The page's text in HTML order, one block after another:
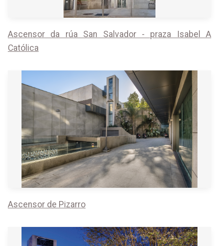
Ascensor da rúa San Salvador - praza Isabel A
Católica
Ascensor de Pizarro